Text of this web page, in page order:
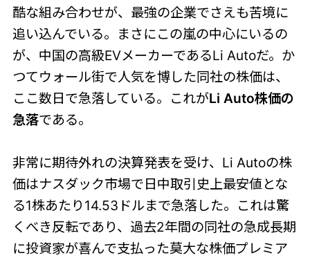
酷な組み合わせが、最強の企業でさえも苦境に
追い込んでいる。まさにこの嵐の中心にいるの
が、中国の高級EVメーカーであるLi Autoだ。か
つてウォール街で人気を博した同社の株価は、
ここ数日で急落している。これがLi Auto株価の
急落である。
非常に期待外れの決算発表を受け、Li Autoの株
価はナスダック市場で日中取引史上最安値とな
る1株あたり14.53ドルまで急落した。これは驚
くべき反転であり、過去2年間の同社の急成長期
に投資家が喜んで支払った莫大な株価プレミア